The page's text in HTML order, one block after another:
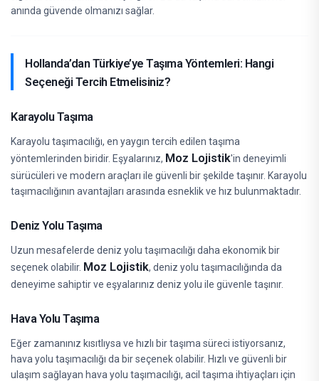
anında güvende olmanızı sağlar.
Hollanda’dan Türkiye’ye Taşıma Yöntemleri: Hangi
Seçeneği Tercih Etmelisiniz?
Karayolu Taşıma
Karayolu taşımacılığı, en yaygın tercih edilen taşıma
yöntemlerinden biridir. Eşyalarınız, Moz Lojistik'in deneyimli
sürücüleri ve modern araçları ile güvenli bir şekilde taşınır. Karayolu
taşımacılığının avantajları arasında esneklik ve hız bulunmaktadır.
Deniz Yolu Taşıma
Uzun mesafelerde deniz yolu taşımacılığı daha ekonomik bir
seçenek olabilir. Moz Lojistik, deniz yolu taşımacılığında da
deneyime sahiptir ve eşyalarınız deniz yolu ile güvenle taşınır.
Hava Yolu Taşıma
Eğer zamanınız kısıtlıysa ve hızlı bir taşıma süreci istiyorsanız,
hava yolu taşımacılığı da bir seçenek olabilir. Hızlı ve güvenli bir
ulaşım sağlayan hava yolu taşımacılığı, acil taşıma ihtiyaçları için